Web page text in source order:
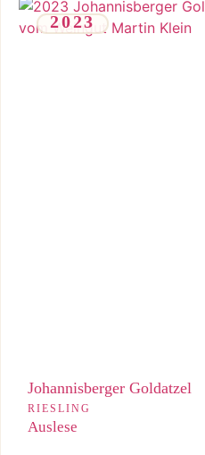
2023
Johannisberger Goldatzel
RIESLING
Auslese